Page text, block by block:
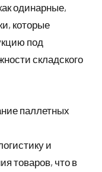
одинарные,
которые
под
складского
паллетных
и
товаров, что в